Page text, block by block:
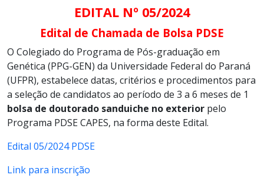
EDITAL Nº 05/2024
Edital de Chamada de Bolsa PDSE
O Colegiado do Programa de Pós-graduação em
Genética (PPG-GEN) da Universidade Federal do Paraná
(UFPR), estabelece datas, critérios e procedimentos para
a seleção de candidatos ao período de 3 a 6 meses de 1
bolsa de doutorado sanduiche no exterior pelo
Programa PDSE CAPES, na forma deste Edital.
Edital 05/2024 PDSE
Link para inscrição